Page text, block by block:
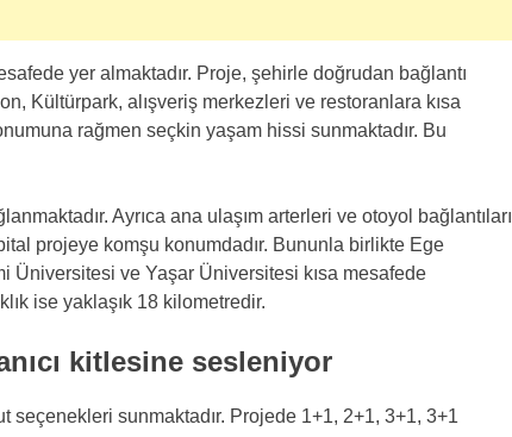
yer almaktadır. Proje, şehirle doğrudan bağlantı
Kültürpark, alışveriş merkezleri ve restoranlara kısa
rağmen seçkin yaşam hissi sunmaktadır. Bu
Ayrıca ana ulaşım arterleri ve otoyol bağlantıları
projeye komşu konumdadır. Bununla birlikte Ege
ve Yaşar Üniversitesi kısa mesafede
ise yaklaşık 18 kilometredir.
kitlesine sesleniyor
sunmaktadır. Projede 1+1, 2+1, 3+1, 3+1